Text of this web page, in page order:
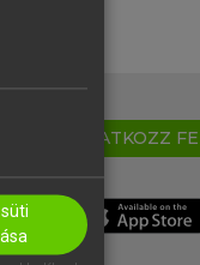
IRATKOZZ